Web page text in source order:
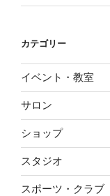
カテゴリー
イベント・教室
サロン
ショップ
スタジオ
スポーツ・クラブ